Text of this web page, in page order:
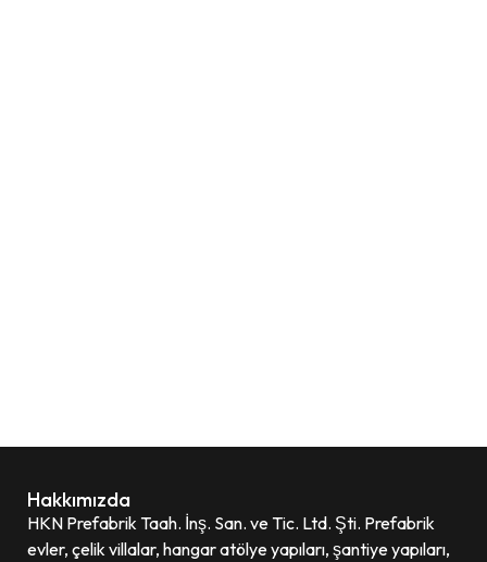
Hakkımızda
HKN Prefabrik Taah. İnş. San. ve Tic. Ltd. Şti. Prefabrik
evler, çelik villalar, hangar atölye yapıları, şantiye yapıları,